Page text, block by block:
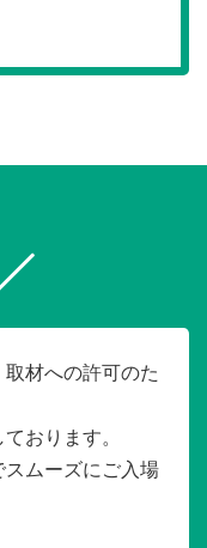
材への許可のた
おります。
ムーズにご入場